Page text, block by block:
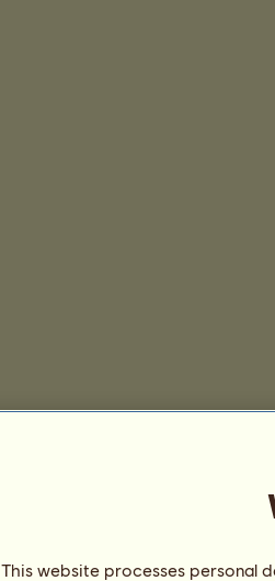
This website processes personal